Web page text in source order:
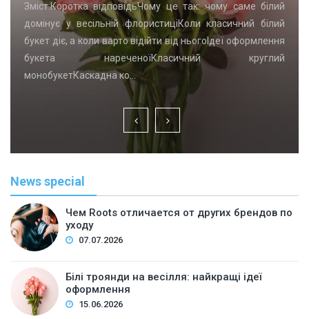
Зміст:Коротка відповідьЧому це так: чому саме білий
домінує у весільній флористиціКоли класичний білий
букет діє, а коли варто відійти від ньогоІдеї оформлення
букета нареченоїКласичний круглий
монобукетКаскадна ко…
News special
Чем Roots отличается от других брендов по
уходу
07.07.2026
Білі троянди на весілля: найкращі ідеї
оформлення
15.06.2026